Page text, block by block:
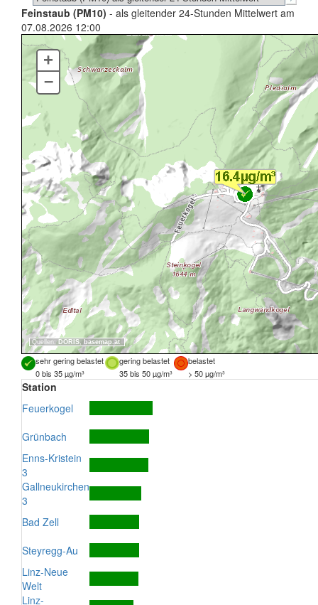
Feinstaub (PM10) - als gleitender 24-Stunden Mittelwert am
07.08.2026 12:00
Quellen: DORIS, basemap.at
+
–
sehr gering belastet gering belastet
belastet
0 bis 35 µg/m³
35 bis 50 µg/m³ > 50 µg/m³
Station
Feuerkogel
Grünbach
Enns-Kristein
3
Gallneukirchen
3
Bad Zell
Steyregg-Au
Linz-Neue
Welt
Linz-